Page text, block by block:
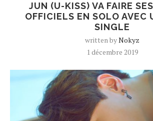
JUN (U-KISS) VA FAIRE
OFFICIELS EN SOLO AVEC
SINGLE
written byNokyz
1 décembre 2019